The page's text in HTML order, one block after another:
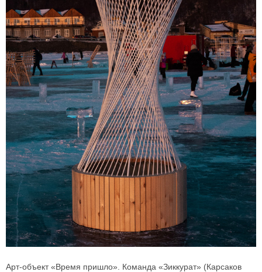
Арт-объект «Время пришло». Команда «Зиккурат» (Карсаков